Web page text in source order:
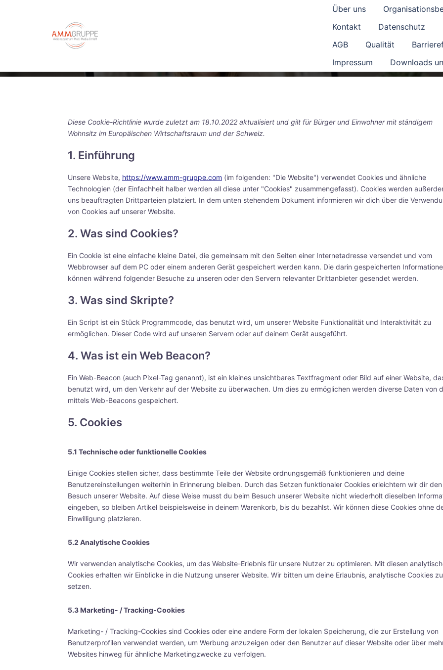
Über uns
Kontakt
Datenschutz
AGB
Qualität
Impressum
Downloads
Diese Cookie-Richtlinie wurde zuletzt am 18.10.2022 aktualisiert und gilt für Bürger und Einwohner mit ständigem
Wohnsitz im Europäischen Wirtschaftsraum und der Schweiz.
1. Einführung
Unsere Website, https://www.amm-gruppe.com (im folgenden: "Die Website") verwendet Cookies und ähnliche
Technologien (der Einfachheit halber werden all diese unter "Cookies" zusammengefasst). Cookies werden
uns beauftragten Drittparteien platziert. In dem unten stehendem Dokument informieren wir dich über die
von Cookies auf unserer Website.
2. Was sind Cookies?
Ein Cookie ist eine einfache kleine Datei, die gemeinsam mit den Seiten einer Internetadresse versendet und vom
Webbrowser auf dem PC oder einem anderen Gerät gespeichert werden kann. Die darin gespeicherten
können während folgender Besuche zu unseren oder den Servern relevanter Drittanbieter gesendet werden.
3. Was sind Skripte?
Ein Script ist ein Stück Programmcode, das benutzt wird, um unserer Website Funktionalität und Interaktivität zu
ermöglichen. Dieser Code wird auf unseren Servern oder auf deinem Gerät ausgeführt.
4. Was ist ein Web Beacon?
Ein Web-Beacon (auch Pixel-Tag genannt), ist ein kleines unsichtbares Textfragment oder Bild auf einer Website,
benutzt wird, um den Verkehr auf der Website zu überwachen. Um dies zu ermöglichen werden diverse Daten von
mittels Web-Beacons gespeichert.
5. Cookies
5.1 Technische oder funktionelle Cookies
Einige Cookies stellen sicher, dass bestimmte Teile der Website ordnungsgemäß funktionieren und deine
Benutzereinstellungen weiterhin in Erinnerung bleiben. Durch das Setzen funktionaler Cookies erleichtern wir dir den
Besuch unserer Website. Auf diese Weise musst du beim Besuch unserer Website nicht wiederholt dieselben
eingeben, so bleiben Artikel beispielsweise in deinem Warenkorb, bis du bezahlst. Wir können diese Cookies ohne
Einwilligung platzieren.
5.2 Analytische Cookies
Wir verwenden analytische Cookies, um das Website-Erlebnis für unsere Nutzer zu optimieren. Mit diesen
Cookies erhalten wir Einblicke in die Nutzung unserer Website. Wir bitten um deine Erlaubnis, analytische Cookies zu
setzen.
5.3 Marketing- / Tracking-Cookies
Marketing- / Tracking-Cookies sind Cookies oder eine andere Form der lokalen Speicherung, die zur Erstellung von
Benutzerprofilen verwendet werden, um Werbung anzuzeigen oder den Benutzer auf dieser Website oder über
Websites hinweg für ähnliche Marketingzwecke zu verfolgen.